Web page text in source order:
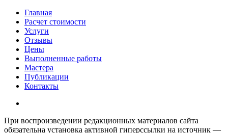
Главная
Расчет стоимости
Услуги
Отзывы
Цены
Выполненные работы
Мастера
Публикации
Контакты
При воспроизведении редакционных материалов сайта
обязательна установка активной гиперссылки на источник —